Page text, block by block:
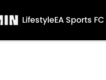
LifestyleEA Sports